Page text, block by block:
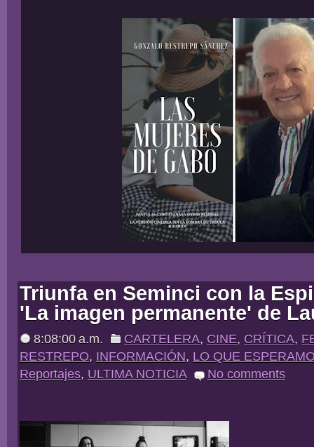
Triunfa en Seminci con la
'La imagen permanente' de
8:08:00 a.m. CARTELERA, CINE, CRÍTICA,
RESTREPO, INFORMACIÓN, LO QUE
Reportajes, ULTIMA NOTICIA No comments